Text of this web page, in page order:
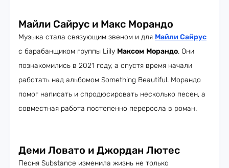
Майли Сайрус и Макс Морандо
Музыка стала связующим звеном и для Майли Сайрус
с барабанщиком группы Liily Максом Морандо. Они
познакомились в 2021 году, а спустя время начали
работать над альбомом Something Beautiful. Морандо
помог написать и спродюсировать несколько песен, а
совместная работа постепенно переросла в роман.
Деми Ловато и Джордан Лютес
Песня Substance изменила жизнь не только